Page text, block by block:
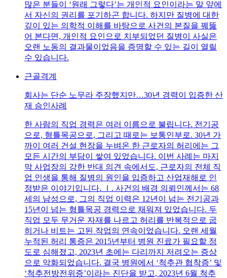
많은 분들이 ‘원래 그렇다’는 개인적 요인이라는 말 앞에
서 자신의 권리를 포기하곤 합니다. 하지만 질병에 대한
깊이 있는 의학적 이해를 바탕으로 사건의 본질을 꿰뚫
어 본다면, 개인적 요인으로 치부되었던 질병이 사실은
오랜 노동의 결과물이었음을 증명할 수 있는 길이 열릴
수 있습니다.
근골격계
회사는 단순 노무라 주장했지만…30년 경력이 입증한 산
재 승인사례
한 사람의 직업 경력은 여러 이름으로 불립니다. 전기공
으로, 형틀목공으로, 그리고 때로는 보통인부로. 30년 가
까이 여러 건설 현장을 누벼온 한 근로자의 허리에는 그
모든 시간의 부담이 쌓여 있었습니다. 이번 사례는 마지
막 사업장의 강한 반대 의견 속에서도, 근로자의 전체 직
업 인생을 통해 질병의 원인을 입증하고 산업재해로 인
정받은 이야기입니다. Ⅰ. 사건의 배경 의뢰인께서는 68
세의 남성으로, 그의 직업 이력은 12년이 넘는 전기공과
15년이 넘는 형틀목공 경력으로 채워져 있었습니다. 두
직업 모두 무거운 자재를 나르고 허리를 반복적으로 굽
히거나 비트는 고된 작업의 연속이었습니다. 오랜 세월
누적된 허리 통증은 2015년부터 병원 진료가 필요할 정
도로 심해졌고, 2023년 초에는 다리까지 저려오는 증상
으로 악화되었습니다. 결국 병원에서 ‘척추관 협착증’ 및
‘척추전방전위증’이라는 진단을 받고, 2023년 6월 척추